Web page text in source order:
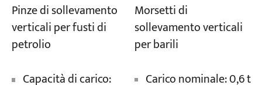
Pinze di sollevamento
verticali per fusti di
petrolio
Capacità di carico:
Morsetti di
sollevamento verticali
per barili
Carico nominale: 0,6 t